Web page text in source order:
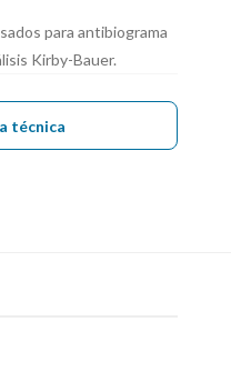
​​para antibiograma
Kirby-Bauer.
técnica